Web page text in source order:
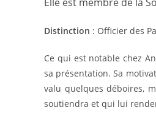
Distinction : Officier des
Ce qui est notable chez
sa présentation. Sa
valu quelques déboires,
soutiendra et qui lui